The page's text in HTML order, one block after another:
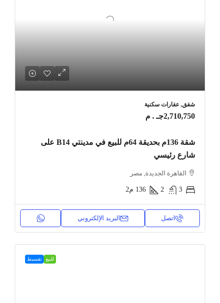
شقق, عقارات سكنية
2,710,750جـ . م
شقة 136م بحديقة 64م للبيع في مدينتي B14 على
شارع رئيسي
القاهرة الجديدة, مصر
3
2
136 م2
اتصل البريد الإلكتروني
للبيع تقسيط